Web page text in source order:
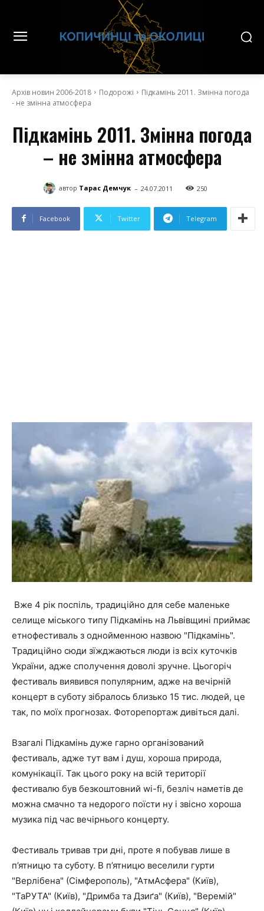
Архів новин 2006-2018 Подорожі
Підкамінь 2011. Змінна погода
- не змінна атмосфера
Підкамінь 2011. Змінна погода
– не змінна атмосфера
автор Тарас Демчук - 24.07.2011 250
Facebook Twitter Telegram
Вже 4 рік поспіль, традиційно для себе маленьке
селище міського типу Підкамінь на Львівщині приймає
етнофестиваль з однойменною назвою "Підкамінь".
Традиційно сюди зїжджаються люди із всіх куточків
України, адже сполучення доволі зручне. Цьогоріч
фестиваль виявився популярним, адже на вечірній
концерт в суботу зібралось близько 15 тис. людей, це
так, по моїх прогнозах. Фоторепортаж дивіться далі.
Взагалі Підкамінь дуже гарно організований
фестиваль, адже тут вам і душ, хороша природа,
комунікації. Так цього року на всій території
фестивалю був безкоштовний wi-fi, безліч наметів де
можна смачно та недорого поїсти ну і звісно хороша
музика під час вечірнього концерту.
Фестиваль тривав три дні, проте я побував лише в
п’ятницю та суботу. В п’ятницю веселили гурти
"Верлібена" (Сімферополь), "АтмАсфера" (Київ),
"ТаРУТА" (Київ), "Дримба та Дзиґа" (Київ), "Веремій"